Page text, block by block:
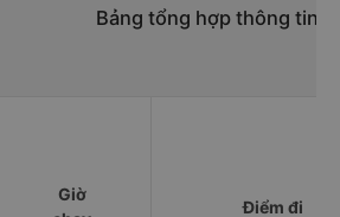
Bảng tổng hợp thông tin
Giờ
Điểm đi